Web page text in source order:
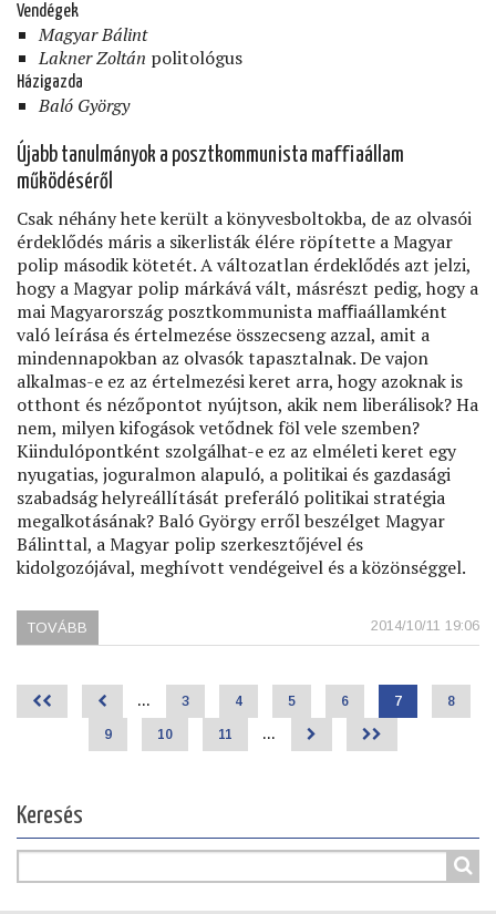
Vendégek
Magyar Bálint
Lakner Zoltán politológus
Házigazda
Baló György
Újabb tanulmányok a posztkommunista maﬃaállam
működéséről
Csak néhány hete került a könyvesboltokba, de az olvasói
érdeklődés máris a sikerlisták élére röpítette a Magyar
polip második kötetét. A változatlan érdeklődés azt jelzi,
hogy a Magyar polip márkává vált, másrészt pedig, hogy a
mai Magyarország posztkommunista maﬃaállamként
való leírása és értelmezése összecseng azzal, amit a
mindennapokban az olvasók tapasztalnak. De vajon
alkalmas-e ez az értelmezési keret arra, hogy azoknak is
otthont és nézőpontot nyújtson, akik nem liberálisok? Ha
nem, milyen kifogások vetődnek föl vele szemben?
Kiindulópontként szolgálhat-e ez az elméleti keret egy
nyugatias, joguralmon alapuló, a politikai és gazdasági
szabadság helyreállítását preferáló politikai stratégia
megalkotásának? Baló György erről beszélget Magyar
Bálinttal, a Magyar polip szerkesztőjével és
kidolgozójával, meghívott vendégeivel és a közönséggel.
2014/10/11 19:06
TOVÁBB
POLIP)
Oldalszámozás
<< < … Page
3 Page
4 Page
5 Page
6
Jelenlegi
oldal
7 Page
8
Page
9 Page
10 Page
11 … > >>
Keresés